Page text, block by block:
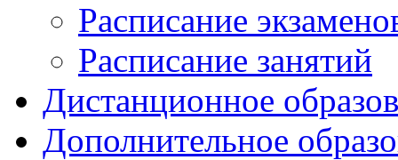
Расписание
Расписание занятий
Дистанционное
Дополнительное